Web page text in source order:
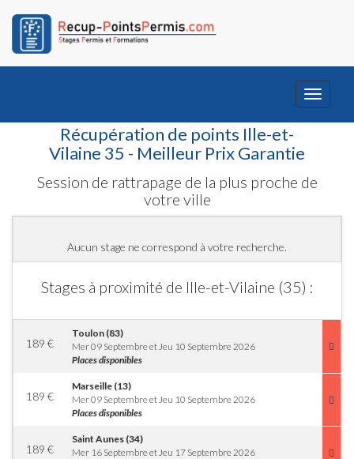
Toggle
Récupération de points Ille-et-
Vilaine 35 - Meilleur Prix Garantie
Session de rattrapage de la plus proche de
votre ville
Aucun stage ne correspond à votre recherche.
Stages à proximité de Ille-et-Vilaine (35) :
189 €
Toulon (83)
Mer 09 Septembre et Jeu 10 Septembre 2026
Places disponibles
189 €
Marseille (13)
Mer 09 Septembre et Jeu 10 Septembre 2026
Places disponibles
189 €
Saint Aunes (34)
Mer 16 Septembre et Jeu 17 Septembre 2026